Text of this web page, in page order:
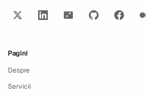
Pagini
Despre
Servicii